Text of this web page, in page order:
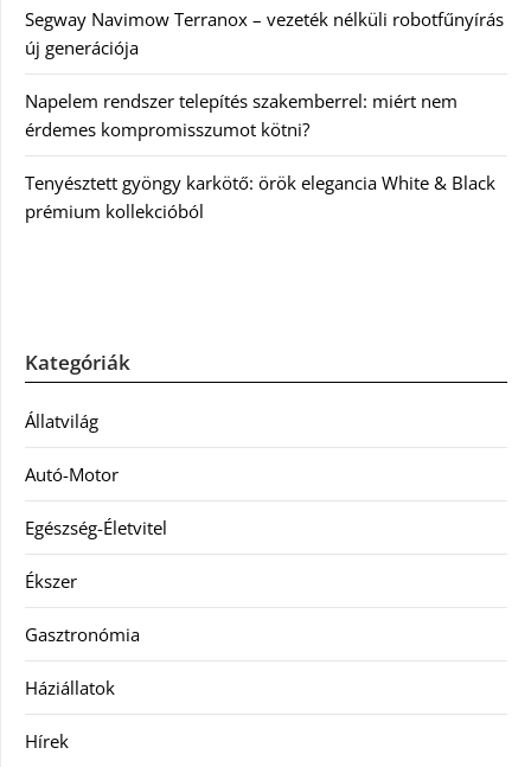
Segway Navimow Terranox – vezeték nélküli robotfűnyírás
új generációja
Napelem rendszer telepítés szakemberrel: miért nem
érdemes kompromisszumot kötni?
Tenyésztett gyöngy karkötő: örök elegancia White & Black
prémium kollekcióból
Kategóriák
Állatvilág
Autó-Motor
Egészség-Életvitel
Ékszer
Gasztronómia
Háziállatok
Hírek